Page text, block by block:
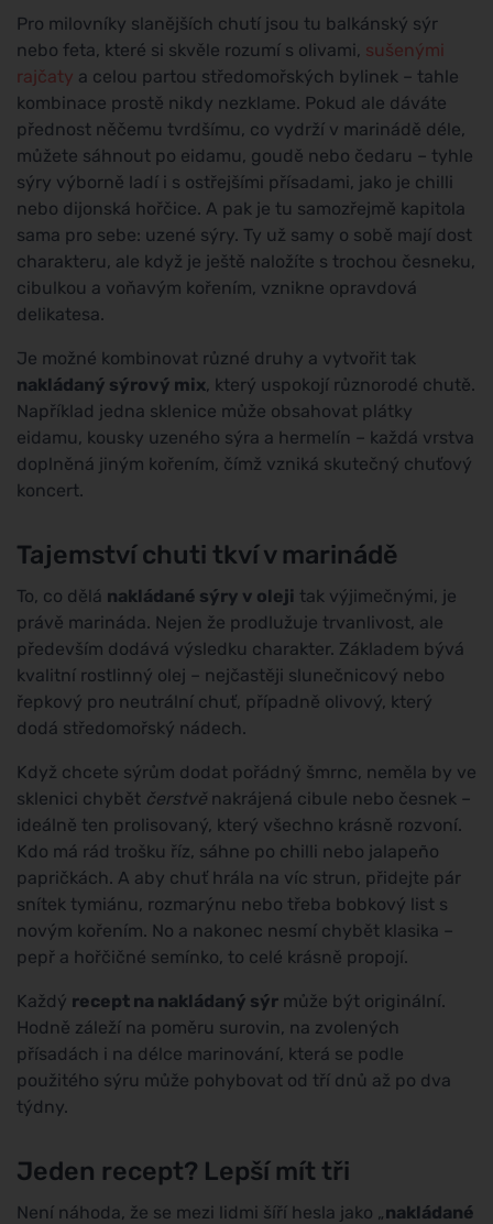
Pro milovníky slanějších chutí jsou tu balkánský sýr
nebo feta, které si skvěle rozumí s olivami, sušenými
rajčaty a celou partou středomořských bylinek – tahle
kombinace prostě nikdy nezklame. Pokud ale dáváte
přednost něčemu tvrdšímu, co vydrží v marinádě déle,
můžete sáhnout po eidamu, goudě nebo čedaru – tyhle
sýry výborně ladí i s ostřejšími přísadami, jako je chilli
nebo dijonská hořčice. A pak je tu samozřejmě kapitola
sama pro sebe: uzené sýry. Ty už samy o sobě mají dost
charakteru, ale když je ještě naložíte s trochou česneku,
cibulkou a voňavým kořením, vznikne opravdová
delikatesa.
Je možné kombinovat různé druhy a vytvořit tak
nakládaný sýrový mix, který uspokojí různorodé chutě.
Například jedna sklenice může obsahovat plátky
eidamu, kousky uzeného sýra a hermelín – každá vrstva
doplněná jiným kořením, čímž vzniká skutečný chuťový
koncert.
Tajemství chuti tkví v marinádě
To, co dělá nakládané sýry v oleji tak výjimečnými, je
právě marináda. Nejen že prodlužuje trvanlivost, ale
především dodává výsledku charakter. Základem bývá
kvalitní rostlinný olej – nejčastěji slunečnicový nebo
řepkový pro neutrální chuť, případně olivový, který
dodá středomořský nádech.
Když chcete sýrům dodat pořádný šmrnc, neměla by ve
sklenici chybět čerstvě nakrájená cibule nebo česnek –
ideálně ten prolisovaný, který všechno krásně rozvoní.
Kdo má rád trošku říz, sáhne po chilli nebo jalapeño
papričkách. A aby chuť hrála na víc strun, přidejte pár
snítek tymiánu, rozmarýnu nebo třeba bobkový list s
novým kořením. No a nakonec nesmí chybět klasika –
pepř a hořčičné semínko, to celé krásně propojí.
Každý recept na nakládaný sýr může být originální.
Hodně záleží na poměru surovin, na zvolených
přísadách i na délce marinování, která se podle
použitého sýru může pohybovat od tří dnů až po dva
týdny.
Jeden recept? Lepší mít tři
Není náhoda, že se mezi lidmi šíří hesla jako „nakládané